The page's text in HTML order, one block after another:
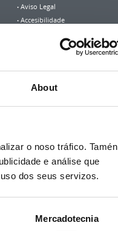
About
o noso tráfico. Tamén
e análise que
dos seus servizos.
Mercadotecnia
Aviso Legal
Accesibilidade
Hemeroteca